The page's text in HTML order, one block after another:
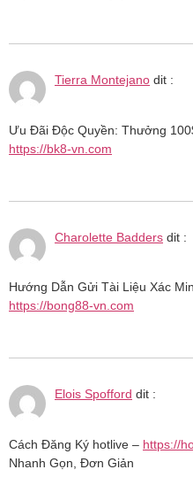
Tierra Montejano dit :
Ưu Đãi Độc Quyền: Thưởng
https://bk8-vn.com
Charolette Badders dit :
Hướng Dẫn Gửi Tài Liệu Xác
https://bong88-vn.com
Elois Spofford dit :
Cách Đăng Ký hotlive – https://
Nhanh Gọn, Đơn Giản